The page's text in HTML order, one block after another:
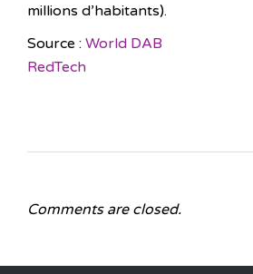
millions d’habitants).
Source : World DAB
RedTech
Comments are closed.